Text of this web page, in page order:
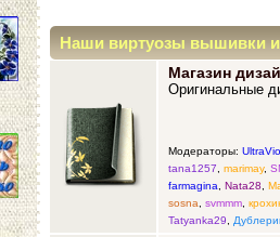
Наши виртуозы вышивки
Магазин
Оригинальные
Модераторы:
tana1257, marimay,
farmagina, Nata28,
sosna, svmmm,
Tatyanka29,